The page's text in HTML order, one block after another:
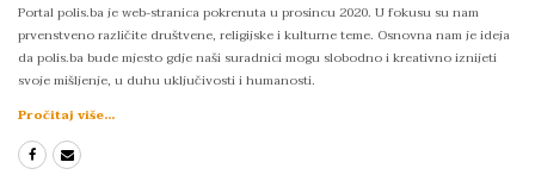
Portal polis.ba je web-stranica pokrenuta u prosincu 2020. U fokusu su nam
prvenstveno različite društvene, religijske i kulturne teme. Osnovna nam je ideja
da polis.ba bude mjesto gdje naši suradnici mogu slobodno i kreativno iznijeti
svoje mišljenje, u duhu uključivosti i humanosti.
Pročitaj više...